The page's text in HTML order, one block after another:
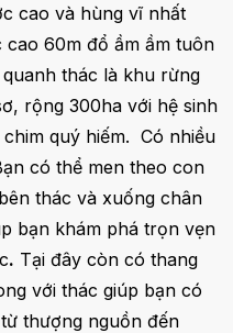
cao và hùng vĩ nhất
60m đổ ầm ầm tuôn
thác là khu rừng
rộng 300ha với hệ sinh
quý hiếm. Có nhiều
có thể men theo con
thác và xuống chân
bạn khám phá trọn vẹn
. Tại đây còn có thang
với thác giúp bạn có
thượng nguồn đến